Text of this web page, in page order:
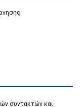
συντακτών και